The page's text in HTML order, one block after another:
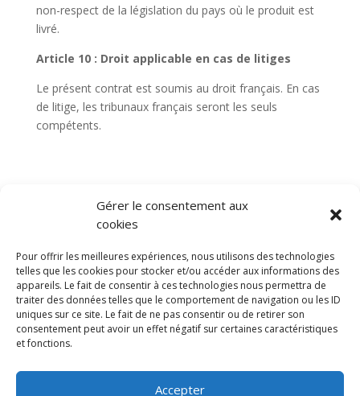
Gérer le consentement aux
cookies
Pour offrir les meilleures expériences, nous utilisons des technologies
telles que les cookies pour stocker et/ou accéder aux informations des
appareils. Le fait de consentir à ces technologies nous permettra de
traiter des données telles que le comportement de navigation ou les ID
uniques sur ce site. Le fait de ne pas consentir ou de retirer son
consentement peut avoir un effet négatif sur certaines caractéristiques
et fonctions.
Accepter
non-respect de la législation du pays où le produit est
livré.
Article 10 : Droit applicable en cas de litiges
Le présent contrat est soumis au droit français. En cas
de litige, les tribunaux français seront les seuls
compétents.
Diable electrique
Chariot porte panneau
Remorque a bras
CGV
Mentions légales
Politique de confidentialité et protection des
données
Paiement sécurisé
Gérer mes cookies
Nous contacter
© 2025 MNG SORARE. Tous droits réservés. Prix